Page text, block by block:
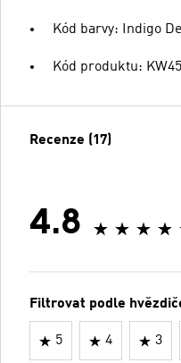
Kód barvy: Indigo
Kód produktu:
Recenze (17)
4.8
Filtrovat podle
5 4 3